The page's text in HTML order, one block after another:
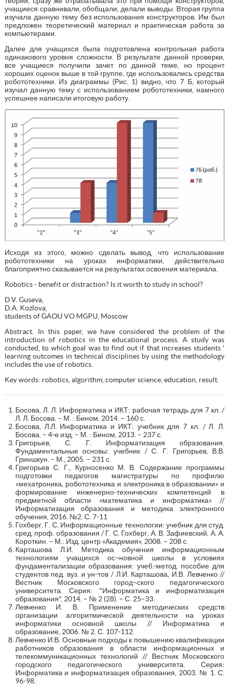
учащиеся сравнивали, обобщали, делали выводы. Вторая группа
изучала данную тему без использования конструкторов. Им был
предложен теоретический материал и практическая работа за
компьютерами.
Далее для учащихся была подготовлена контрольная работа
одинакового уровня сложности. В результате данной проверки,
все учащиеся получили зачет по данной теме, но процент
хороших оценок выше в той группе, где использовались средства
робототехники. Из диаграммы (Рис. 1) видно, что 7 Б, который
изучал данную тему с использованием робототехники, намного
успешнее написали итоговую работу.
Исходя из этого, можно сделать вывод, что использование
робототехники на уроках информатики, действительно
благоприятно сказывается на результатах освоения материала.
Robotics - benefit or distraction? Is it worth to study in school?
D.V. Guseva,
D.A. Kozlova,
students of GAOU VO MGPU, Moscow
Abstract. In this paper, we have considered the problem of the
introduction of robotics in the educational process. A study was
conducted, to which goal was to find out if that increases students '
learning outcomes in technical disciplines by using the methodology
includes the use of robotics.
Key words: robotics, algorithm, computer science, education, result.
Босова, Л. Л. Информатика и ИКТ: рабочая тетрадь для 7 кл. /
Л. Л. Босова. – М. : Бином, 2014. – 160 с.
Босова, Л.Л. Информатика и ИКТ: учебник для 7 кл. / Л. Л.
Босова. – 4-е изд. – М. : Бином, 2013. – 237 с.
Григорьев, С. Г. Информатизация образования.
Фундаментальные основы: учебник / С. Г. Григорьев, В.В.
Гриншкун. – М., 2005. – 231 с.
Григорьев С. Г., Курносенко М. В. Содержание программы
подготовки педагогов магистратуры по профилю
«мехатроника, робототехника и электроника в образовании» и
формирование инженерно-технических компетенций в
предметной области «математика и информатика» //
Информатизация образования и методика электронного
обучения, 2016. №2. С. 7-11
Гохберг, Г. С. Информационные технологии: учебник для студ.
сред. проф. образования / Г. С. Гохберг, А. В. Зафиевский, А. А.
Короткин. – М.: Изд. центр «Академия», 2008. – 208 с.
Карташова Л.И. Методика обучения информационным
технологиям учащихся ос¬новной школы в условиях
фундаментализации образования: учеб.-метод. пособие для
студентов пед. вуз. и ун-тов / Л.И. Карташова, И.В. Левченко //
Вестник Московского город¬ского педагогического
университета. Серия: "Информатика и информатизация
образования", 2014. – № 2 (28). – С. 25–33.
Левченко И. В. Применение методических средств
организации алгоритмической деятельности на уроках
информатики основной школы // Информатика и
образование, 2006. № 2. С. 107-112.
Левченко И.В. Основные подходы к повышению квалификации
работников образования в области информационных и
телекоммуникационных технологий // Вестник Московского
городского педагогического университета. Серия:
Информатика и информатизация образования, 2003. № 1. С.
96-98.